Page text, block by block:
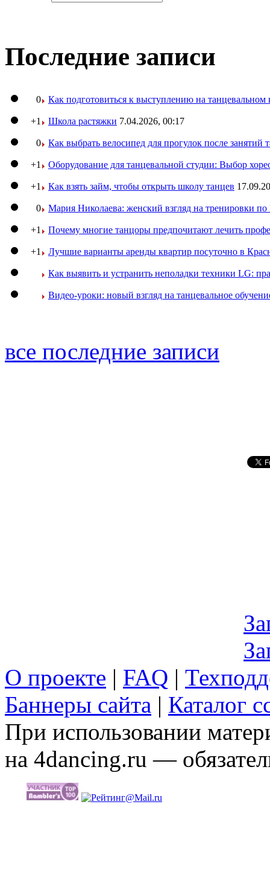
Последние записи
0 Как подготовиться к выступлению на танцевальном
+1 Школа растяжки 7.04.2026, 00:17
0 Как выбрать велосипед для прогулок после занятий
+1 Оборудование для танцевальной студии: Выбор
+1 Как взять займ, чтобы открыть школу танцев
0 Мария Николаева: женский взгляд на тренировки
+1 Почему многие танцоры предпочитают лечить
+1 Лучшие варианты аренды квартир посуточно в
Как выявить и устранить неполадки техники LG:
Видео-уроки: новый взгляд на танцевальное
все последние записи
О проекте | FAQ |
Баннеры сайта | Каталог
При использовании
на 4dancing.ru —